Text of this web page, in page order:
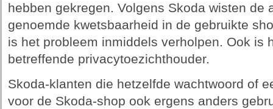
hebben gekregen. Volgens Skoda wisten de
genoemde kwetsbaarheid in de gebruikte
is het probleem inmiddels verholpen. Ook is
betreffende privacytoezichthouder.
Skoda-klanten die hetzelfde wachtwoord of
voor de Skoda-shop ook ergens anders